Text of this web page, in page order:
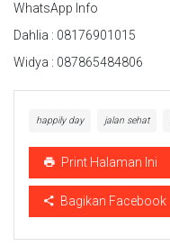
WhatsApp Info
Dahlia : 08176901015
Widya : 087865484806
happily day jalan sehat
Print Halaman Ini
Bagikan Facebook